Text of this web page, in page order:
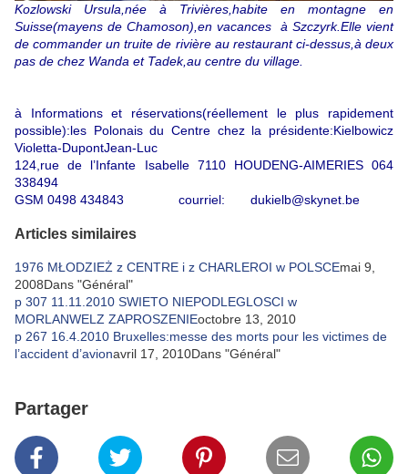
Kozlowski Ursula,née à Trivières,habite en montagne en
Suisse(mayens de Chamoson),en vacances à Szczyrk.Elle vient
de commander un truite de rivière au restaurant ci-dessus,à deux
pas de chez Wanda et Tadek,au centre du village.
à Informations et réservations(réellement le plus rapidement
possible):les Polonais du Centre chez la présidente:Kielbowicz
Violetta-DupontJean-Luc
124,rue de l’Infante Isabelle 7110 HOUDENG-AIMERIES 064
338494
GSM 0498 434843 courriel: dukielb@skynet.be
Articles similaires
1976 MŁODZIEŻ z CENTRE i z CHARLEROI w POLSCEmai 9,
2008Dans "Général"
p 307 11.11.2010 SWIETO NIEPODLEGLOSCI w
MORLANWELZ ZAPROSZENIEoctobre 13, 2010
p 267 16.4.2010 Bruxelles:messe des morts pour les victimes de
l’accident d’avionavril 17, 2010Dans "Général"
Partager